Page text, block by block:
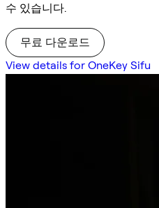
수 있습니다.
무료 다운로드
View details for OneKey Sifu